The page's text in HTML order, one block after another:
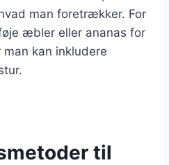
man foretrækker. For
æbler eller ananas for
kan inkludere
til